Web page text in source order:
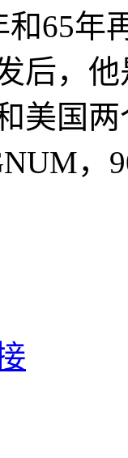
和65年
后，
美国
，